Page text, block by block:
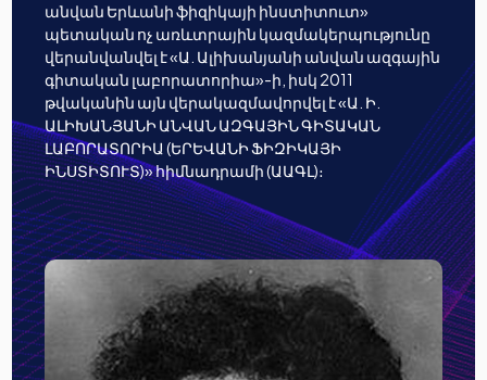
անվան Երևանի ֆիզիկայի ինստիտուտ»
պետական ոչ առևտրային կազմակերպությունը
վերանվանվել է «Ա. Ալիխանյանի անվան ազգային
գիտական լաբորատորիա»-ի, իսկ 2011
թվականին այն վերակազմավորվել է «Ա. Ի.
ԱԼԻԽԱՆՅԱՆԻ ԱՆՎԱՆ ԱԶԳԱՅԻՆ ԳԻՏԱԿԱՆ
ԼԱԲՈՐԱՏՈՐԻԱ (ԵՐԵՎԱՆԻ ՖԻԶԻԿԱՅԻ
ԻՆՍՏԻՏՈՒՏ)» հիմնադրամի (ԱԱԳԼ)։